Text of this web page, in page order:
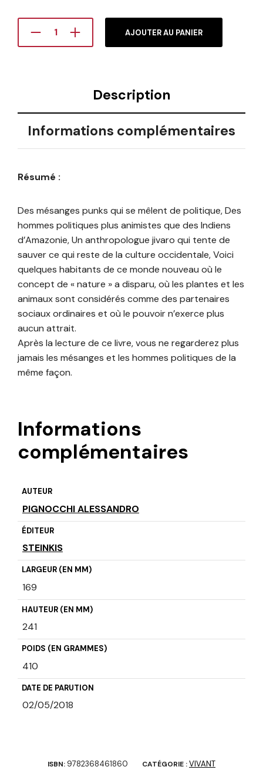
AJOUTER AU PANIER
Description
Informations complémentaires
Résumé :
Des mésanges punks qui se mêlent de politique, Des
hommes politiques plus animistes que des Indiens
d’Amazonie, Un anthropologue jivaro qui tente de
sauver ce qui reste de la culture occidentale, Voici
quelques habitants de ce monde nouveau où le
concept de « nature » a disparu, où les plantes et les
animaux sont considérés comme des partenaires
sociaux ordinaires et où le pouvoir n’exerce plus
aucun attrait.
Après la lecture de ce livre, vous ne regarderez plus
jamais les mésanges et les hommes politiques de la
même façon.
Informations
complémentaires
AUTEUR
PIGNOCCHI ALESSANDRO
ÉDITEUR
STEINKIS
LARGEUR (EN MM)
169
HAUTEUR (EN MM)
241
POIDS (EN GRAMMES)
410
DATE DE PARUTION
02/05/2018
ISBN: 9782368461860 CATÉGORIE :VIVANT